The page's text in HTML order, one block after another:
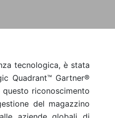
tecnologica, è stata
Quadrant™ Gartner®
riconoscimento
del magazzino